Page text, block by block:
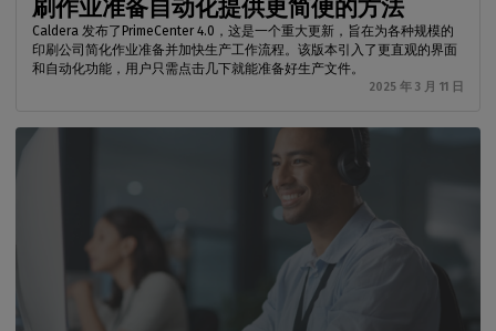
刷作业准备自动化提供更简便的方法
Caldera 发布了PrimeCenter 4.0，这是一个重大更新，旨在为各种规模的
印刷公司简化作业准备并加快生产工作流程。该版本引入了更直观的界面
和自动化功能，用户只需点击几下就能准备好生产文件。
2025 年 3 月 11 日